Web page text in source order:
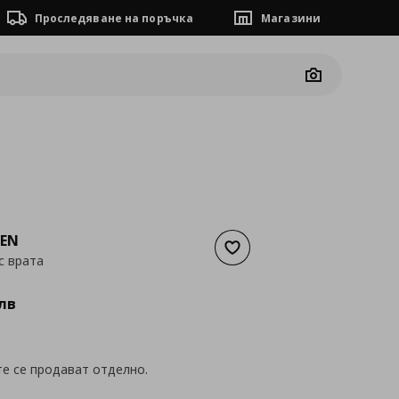
Проследяване на поръчка Магазини
Camera
Добави към списъка с
врата
се продават отделно.